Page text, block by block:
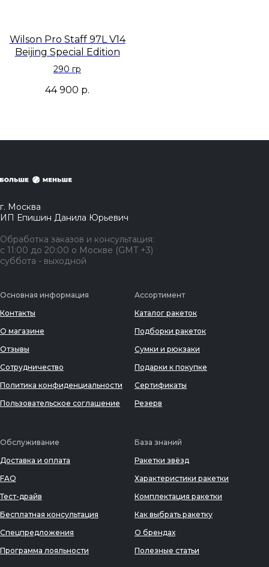
Wilson Pro Staff 97L V14
Beijing Special Edition
290 гр
44 900 р.
г. Москва
ИП Епишин Данила Юрьевич
Обработка заказов и консультация:
с 11:00 до 20:00 о Москве (GMT +3)
суббота - выходной
Основная информация
Контакты
О магазине
Отзывы
Сотрудничество
Политика конфиденциальности
Пользовательское соглашение
Ассортимент
Каталог ракеток
Подборки ракеток
Сумки и рюкзаки
Подарки к покупке
Сертификаты
Резерв
Обслуживание
Доставка и оплата
FAQ
Тест-драйв
Бесплатная консультация
Спецпредложения
Программа лояльности
База знаний
Ракетки звёзд
Характеристики ракетки
Комплектация ракетки
Как выбрать ракетку
О брендах
Полезные статьи